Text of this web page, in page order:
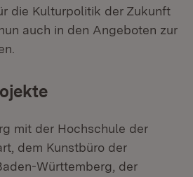
die Kulturpolitik der Zukunft
auch in den Angeboten zur
mit der Hochschule der
dem Kunstbüro der
Württemberg, der